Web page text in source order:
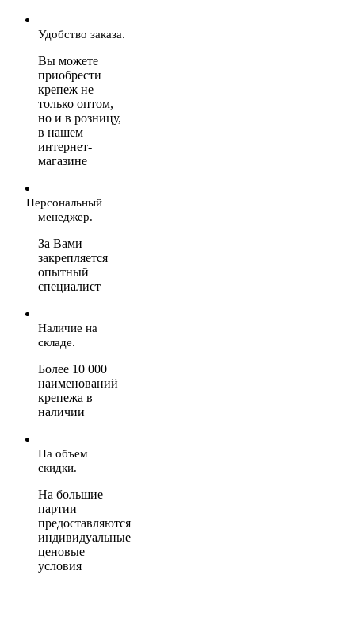
Удобство заказа.
Вы можете
приобрести
крепеж не
только оптом,
но и в розницу,
в нашем
интернет-
магазине
Персональный
менеджер.
За Вами
закрепляется
опытный
специалист
Наличие на
складе.
Более 10 000
наименований
крепежа в
наличии
На объем
скидки.
На большие
партии
предоставляются
индивидуальные
ценовые
условия